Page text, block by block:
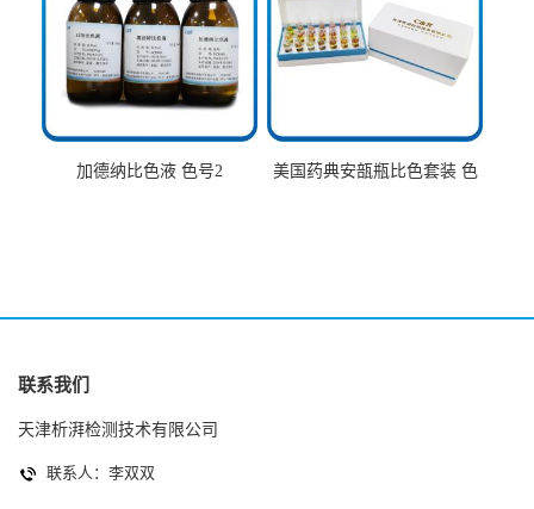
加德纳比色液 色号2
美国药典安瓿瓶比色套装 色
联系我们
天津析湃检测技术有限公司
联系人：李双双